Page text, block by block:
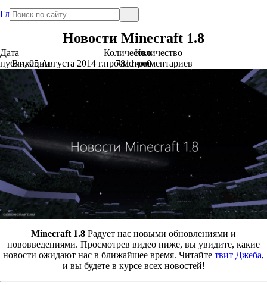
Главная
Новости Minecraft 1.8
Дата
публикации
Вт., 05 Августа 2014 г.
Количество
просмотров
7811
Количество
комментариев
0
Minecraft 1.8 Радует нас новыми обновлениями и
нововведениями. Просмотрев видео ниже, вы увидите, какие
новости ожидают нас в ближайшее время. Читайте твит Джеба,
и вы будете в курсе всех новостей!